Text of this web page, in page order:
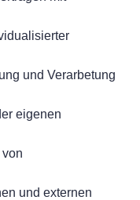
und Verarbetung
eigenen
und externen